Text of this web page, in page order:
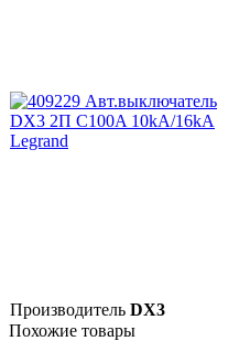
Производитель DX3
Похожие товары